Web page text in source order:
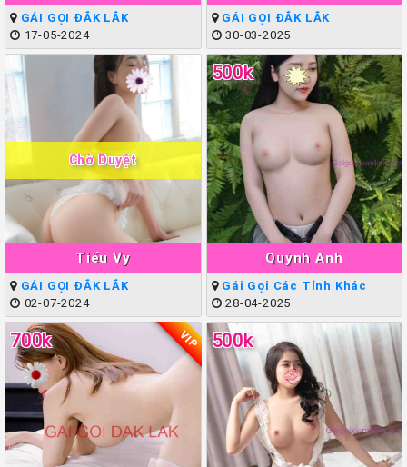
GÁI GỌI ĐẮK LẮK
17-05-2024
GÁI GỌI ĐẮK LẮK
30-03-2025
Tiểu Vy
Chờ Duyệt
GÁI GỌI ĐẮK LẮK
02-07-2024
Quỳnh Anh
500k
Gái Gọi Các Tỉnh Khác
28-04-2025
700k VIP 500k